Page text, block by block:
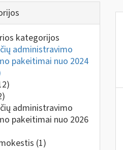
kategorijos
administravimo
pakeitimai nuo 2024
administravimo
pakeitimai nuo 2026
(1)